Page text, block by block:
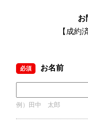
お
【成約
必須 お名前
例）田中 太郎